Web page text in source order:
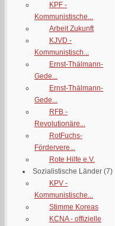
KPF -
Kommunistische...
Arbeit Zukunft
KJVD -
Kommunistisch...
Ernst-Thälmann-
Gede...
Ernst-Thälmann-
Gede...
RFB -
Revolutionäre...
RotFuchs-
Fördervere...
Rote Hilfe e.V.
Sozialistische Länder (7)
KPV -
Kommunistische...
Stimme Koreas
KCNA - offizielle